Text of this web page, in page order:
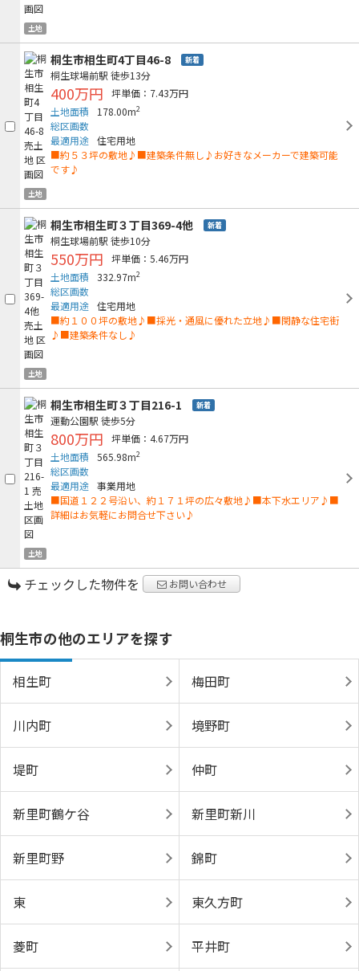
土地
土地
桐生市相生町4丁目46-8 新着
桐生球場前駅 徒歩13分
400万円
坪単価：7.43万円
土地面積
178.00m2
総区画数
最適用途 住宅用地
■約５３坪の敷地♪■建築条件無し♪お好きなメーカーで建築可能
です♪
土地
桐生市相生町３丁目369-4他 新着
桐生球場前駅 徒歩10分
550万円
坪単価：5.46万円
土地面積
332.97m2
総区画数
最適用途 住宅用地
■約１００坪の敷地♪■採光・通風に優れた立地♪■閑静な住宅街
♪■建築条件なし♪
土地
桐生市相生町３丁目216-1 新着
運動公園駅 徒歩5分
800万円
坪単価：4.67万円
土地面積
565.98m2
総区画数
最適用途 事業用地
■国道１２２号沿い、約１７１坪の広々敷地♪■本下水エリア♪■
詳細はお気軽にお問合せ下さい♪
チェックした物件を お問い合わせ
桐生市の他のエリアを探す
相生町 梅田町
川内町 境野町
堤町 仲町
新里町鶴ケ谷 新里町新川
新里町野 錦町
東 東久方町
菱町 平井町